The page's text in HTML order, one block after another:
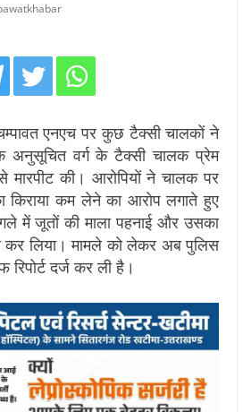
एनएच पर कुछ टैक्सी चालकों ने
अनुसूचित वर्ग के टैक्सी चालक प्रेम
मारपीट की। आरोपियों ने चालक पर
किराया कम लेने का आरोप लगाते हुए
में जूतों की माला पहनाई और उसका
कर लिया। मामले को लेकर अब पुलिस
दर्ज कर ली है।